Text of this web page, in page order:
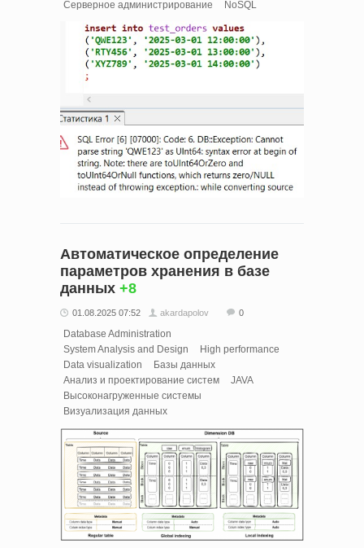
Серверное администрирование
NoSQL
Автоматическое определение
параметров хранения в базе
данных +8
01.08.2025 07:52 akardapolov 0
Database Administration
System Analysis and Design
High performance
Data visualization
Базы данных
Анализ и проектирование систем
JAVA
Высоконагруженные системы
Визуализация данных